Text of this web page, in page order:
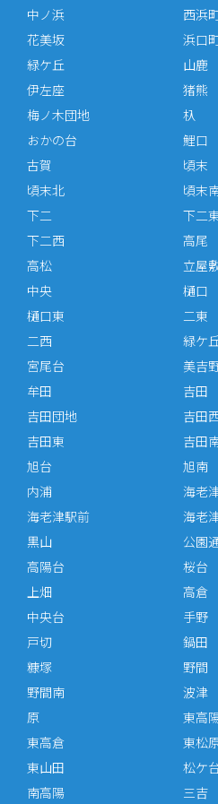
中ノ浜
西浜
花美坂
浜口
緑ケ丘
山鹿
伊左座
猪熊
梅ノ木団地
杁
おかの台
鯉口
古賀
頃末
頃末北
頃末
下二
下二
下二西
高尾
高松
立屋
中央
樋口
樋口東
二東
二西
緑ケ
宮尾台
美吉
牟田
吉田
吉田団地
吉田
吉田東
吉田
旭台
旭南
内浦
海老
海老津駅前
海老
黒山
公園
高陽台
桜台
上畑
高倉
中央台
手野
戸切
鍋田
糠塚
野間
野間南
波津
原
東高
東高倉
東松
東山田
松ケ
南高陽
三吉